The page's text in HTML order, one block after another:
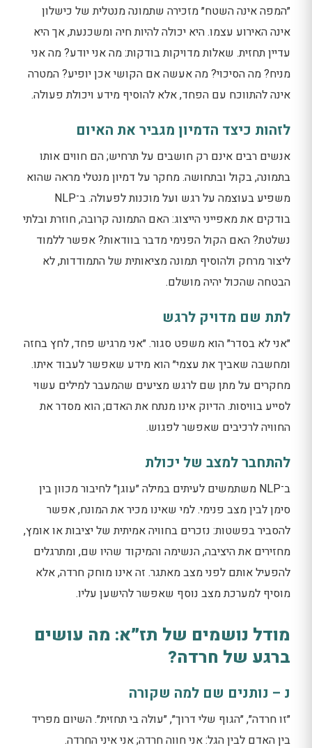
״המפה אינה השטח״ מזכירה שתמונה מנטלית של כישלון
אינה האירוע עצמו. היא יכולה להיות חיה ומשכנעת, אך היא
עדיין תחזית. שאלות מדויקות בודקות: מה אני יודע? מה אני
מניח? מה הסיכוי? מה אעשה אם הקושי אכן יופיע? המטרה
אינה להתווכח עם הפחד, אלא להוסיף מידע ויכולת פעולה.
לזהות כיצד הדמיון מגביר את האיום
אנשים רבים אינם רק חושבים על תרחיש; הם חווים אותו
בתמונה, בקול ובתחושה. מחקר על דמיון מנטלי מראה שהוא
משפיע בעוצמה על רגש ועל מוכנות לפעולה. ב־NLP
בודקים את מאפייני הייצוג: האם התמונה קרובה, חוזרת ובלתי
נשלטת? האם הקול הפנימי מדבר בוודאות? אפשר ללמוד
ליצור מרחק ולהוסיף תמונה מציאותית של התמודדות, לא
הבטחה שהכול יהיה מושלם.
לתת שם מדויק לרגש
״אני לא בסדר״ הוא משפט סגור. ״אני מרגיש פחד, לחץ בחזה
ומחשבה שאביך את עצמי״ הוא מידע שאפשר לעבוד איתו.
מחקרים על מתן שם לרגש מציעים שהמעבר למילים עשוי
לסייע בוויסות. הדיוק אינו מנתח את האדם; הוא מסדר את
החוויה לרכיבים שאפשר לפגוש.
להתחבר למצב של יכולת
ב־NLP משתמשים לעיתים במילה ״עוגן״ לחיבור מכוון בין
סימן לבין מצב פנימי. למי שאינו מכיר את המונח, אפשר
להסביר בפשטות: נזכרים בחוויה אמיתית של יציבות או אומץ,
מחזירים את היציבה, הנשימה והמיקוד שהיו שם, ומתרגלים
להפעיל אותם לפני מצב מאתגר. זה אינו מוחק חרדה, אלא
מוסיף למערכת מצב נוסף שאפשר להישען עליו.
מודל נושמים של תז״א: מה עושים
ברגע של חרדה?
נ – נותנים שם למה שקורה
״זו חרדה״, ״הגוף שלי דרוך״, ״עולה בי תחזית״. השיום מפריד
בין האדם לבין הגל: אני חווה חרדה; אני איני החרדה.